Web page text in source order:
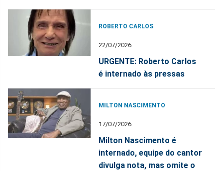
ROBERTO CARLOS
22/07/2026
URGENTE: Roberto Carlos
é internado às pressas
MILTON NASCIMENTO
17/07/2026
Milton Nascimento é
internado, equipe do cantor
divulga nota, mas omite o